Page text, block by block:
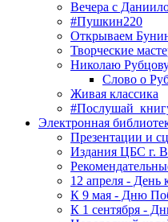
Вечера с
#Пушкин220
Открываем
Творческие
Николаю
Слово о
Живая классика
Электронная
Презентации и
Издания ЦБС г.
12 апреля - День
К 9 мая - Дню
К 1 сентября -